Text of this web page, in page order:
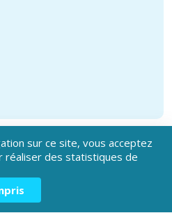
sur ce site, vous acceptez
réaliser des statistiques de